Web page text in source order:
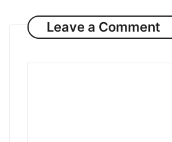
Leave a Comment